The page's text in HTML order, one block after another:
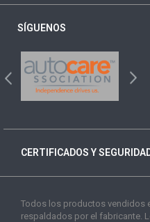
SÍGUENOS
CERTIFICADOS Y
Todos los productos vendidos
respaldados por el fabricante.